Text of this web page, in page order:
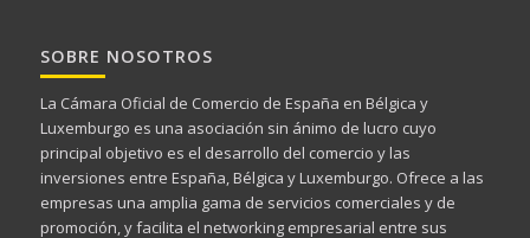
SOBRE NOSOTROS
La Cámara Oficial de Comercio de España en Bélgica y
Luxemburgo es una asociación sin ánimo de lucro cuyo
principal objetivo es el desarrollo del comercio y las
inversiones entre España, Bélgica y Luxemburgo. Ofrece a las
empresas una amplia gama de servicios comerciales y de
promoción, y facilita el networking empresarial entre sus